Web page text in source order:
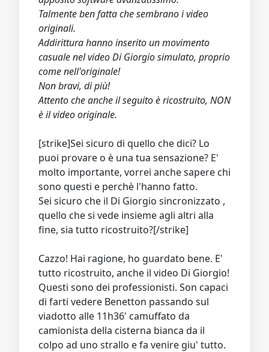
Talmente ben fatta che sembrano i video
originali.
Addirittura hanno inserito un movimento
casuale nel video Di Giorgio simulato, proprio
come nell'originale!
Non bravi, di più!
Attento che anche il seguito è ricostruito, NON
è il video originale.
[strike]Sei sicuro di quello che dici? Lo
puoi provare o è una tua sensazione? E'
molto importante, vorrei anche sapere chi
sono questi e perchè l'hanno fatto.
Sei sicuro che il Di Giorgio sincronizzato ,
quello che si vede insieme agli altri alla
fine, sia tutto ricostruito?[/strike]
Cazzo! Hai ragione, ho guardato bene. E'
tutto ricostruito, anche il video Di Giorgio!
Questi sono dei professionisti. Son capaci
di farti vedere Benetton passando sul
viadotto alle 11h36' camuffato da
camionista della cisterna bianca da il
colpo ad uno strallo e fa venire giu' tutto.